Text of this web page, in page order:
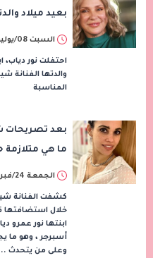
بعيد ميلاد
السبت 08/يوليو/2023 - 08:19 م
احتفلت نور دياب،
والدتها الفنانة
المناسبة
بعد تصريحات
ما هي متلازمة
الجمعة 24/فبراير/2023 - 11:45 م
كشفت الفنانة
ابنتها نور عمرو
أسبرجر ، وهو ما
وعلى من يتحدث